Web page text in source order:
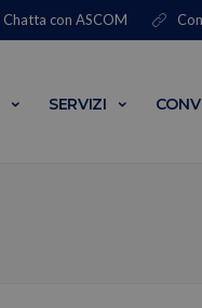
Chatta con ASCOM
SERVIZI